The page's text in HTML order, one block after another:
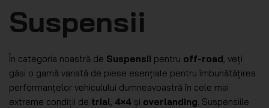
Suspensii
În categoria noastră de Suspensii pentru off-road , veți
găsi o gamă variată de piese esențiale pentru îmbunătățirea
performanțelor vehiculului dumneavoastră în cele mai
extreme condiții de trial 4×4 și overlanding. Suspensiile